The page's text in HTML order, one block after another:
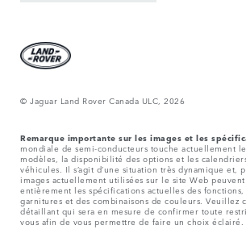
© Jaguar Land Rover Canada ULC, 2026
Remarque importante sur les images et les
mondiale de semi-conducteurs touche actuellement
modèles, la disponibilité des options et les
véhicules. Il s’agit d’une situation très dynamique et,
images actuellement utilisées sur le site Web
entièrement les spécifications actuelles des
garnitures et des combinaisons de couleurs. Veuillez
détaillant qui sera en mesure de confirmer toute
vous afin de vous permettre de faire un choix éclairé.